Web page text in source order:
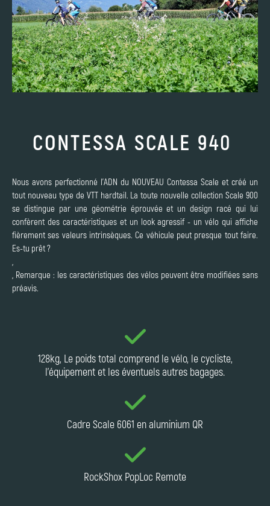
CONTESSA SCALE 940
Nous avons perfectionné l'ADN du NOUVEAU Contessa Scale et créé un
tout nouveau type de VTT hardtail. La toute nouvelle collection Scale 900
se distingue par une géométrie éprouvée et un design racé qui lui
confèrent des caractéristiques et un look agressif - un vélo qui affiche
fièrement ses valeurs intrinsèques. Ce véhicule peut presque tout faire.
Es-tu prêt ?
, Remarque : les caractéristiques des vélos peuvent être modifiées sans
préavis.
128kg, Le poids total comprend le vélo, le cycliste,
l'équipement et les éventuels autres bagages.
Cadre Scale 6061 en aluminium QR
RockShox PopLoc Remote